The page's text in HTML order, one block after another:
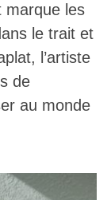
marque les
le trait et
l’artiste
de
au monde